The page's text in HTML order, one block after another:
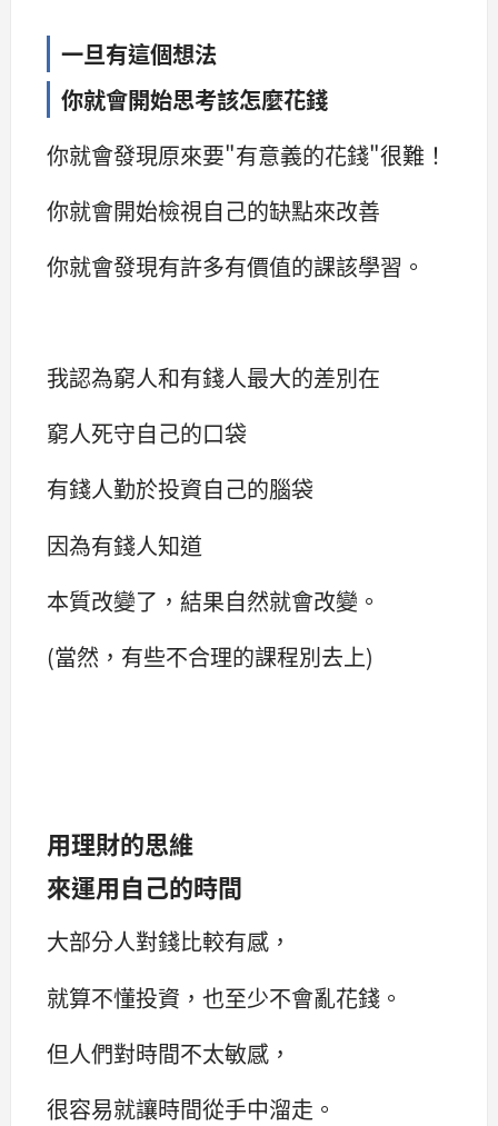
一旦有這個想法
你就會開始思考該怎麼花錢
你就會發現原來要"有意義的花錢"很難！
你就會開始檢視自己的缺點來改善
你就會發現有許多有價值的課該學習。
我認為窮人和有錢人最大的差別在
窮人死守自己的口袋
有錢人勤於投資自己的腦袋
因為有錢人知道
本質改變了，結果自然就會改變。
(當然，有些不合理的課程別去上)
用理財的思維
來運用自己的時間
大部分人對錢比較有感，
就算不懂投資，也至少不會亂花錢。
但人們對時間不太敏感，
很容易就讓時間從手中溜走。